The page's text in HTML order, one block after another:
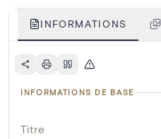
INFORMATIONS
INFORMATIONS DE BASE
Titre